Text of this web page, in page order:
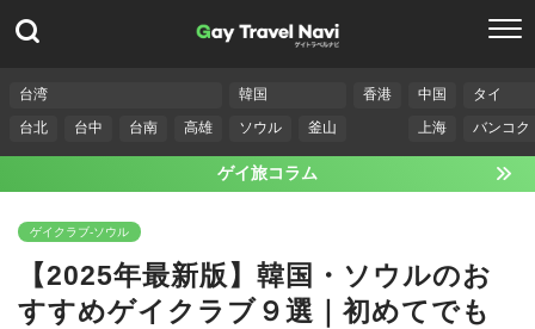
台湾
台北
台中 台南 高雄
韓国
ソウル
釜山
香港
中国
上海
タイ
バンコク
ゲイ旅コラム
ゲイクラブ-ソウル
【2025年最新版】韓国・ソウルのお
すすめゲイクラブ９選｜初めてでも